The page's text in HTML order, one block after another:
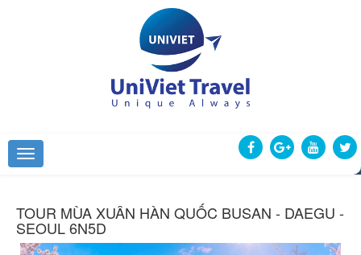
TOUR MÙA XUÂN HÀN QUỐC BUSAN - DAEGU -
SEOUL 6N5D